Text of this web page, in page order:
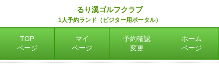
るり溪ゴルフクラブ
1人予約ランド（ビジター用ポータル）
TOP
ページ
マイ
ページ
予約確認
変更
ホーム
ページ